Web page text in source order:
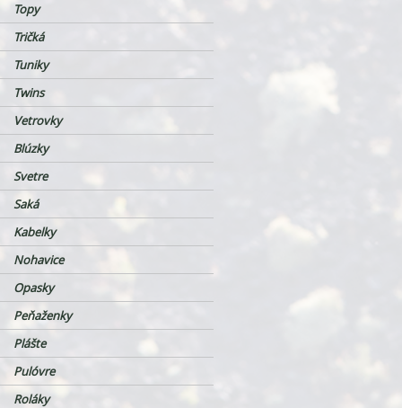
Topy
Tričká
Tuniky
Twins
Vetrovky
Blúzky
Svetre
Saká
Kabelky
Nohavice
Opasky
Peňaženky
Plášte
Pulóvre
Roláky